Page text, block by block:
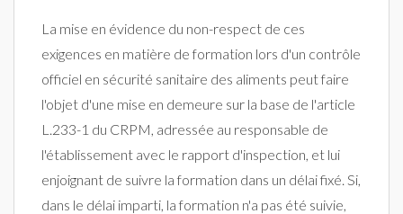
La mise en évidence du non-respect de ces
exigences en matière de formation lors d'un contrôle
officiel en sécurité sanitaire des aliments peut faire
l'objet d'une mise en demeure sur la base de l'article
L.233-1 du CRPM, adressée au responsable de
l'établissement avec le rapport d'inspection, et lui
enjoignant de suivre la formation dans un délai fixé. Si,
dans le délai imparti, la formation n'a pas été suivie,